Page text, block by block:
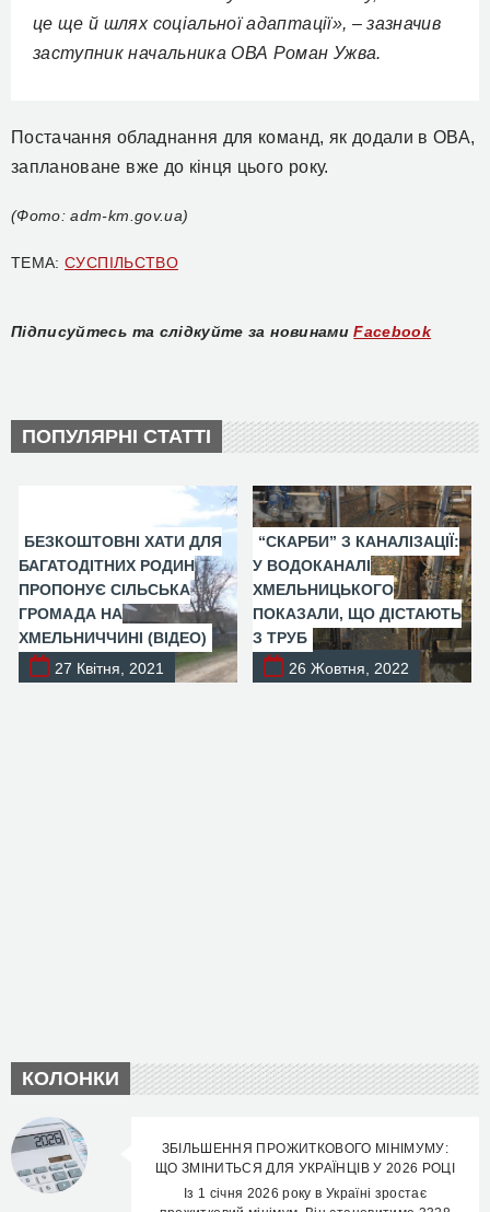
це ще й шлях соціальної адаптації», – зазначив
заступник начальника ОВА Роман Ужва.
Постачання обладнання для команд, як додали в ОВА,
заплановане вже до кінця цього року.
(Фото: adm-km.gov.ua)
ТЕМА:СУСПІЛЬСТВО
Підписуйтесь та слідкуйте за новинами Facebook
ПОПУЛЯРНІ СТАТТІ
БЕЗКОШТОВНІ ХАТИ ДЛЯ
БАГАТОДІТНИХ РОДИН
ПРОПОНУЄ СІЛЬСЬКА
ГРОМАДА НА
ХМЕЛЬНИЧЧИНІ (ВІДЕО)
27 Квітня, 2021
“СКАРБИ” З КАНАЛІЗАЦІЇ:
У ВОДОКАНАЛІ
ХМЕЛЬНИЦЬКОГО
ПОКАЗАЛИ, ЩО ДІСТАЮТЬ
З ТРУБ
26 Жовтня, 2022
КОЛОНКИ
ЗБІЛЬШЕННЯ ПРОЖИТКОВОГО МІНІМУМУ:
ЩО ЗМІНИТЬСЯ ДЛЯ УКРАЇНЦІВ У 2026 РОЦІ
Із 1 січня 2026 року в Україні зростає